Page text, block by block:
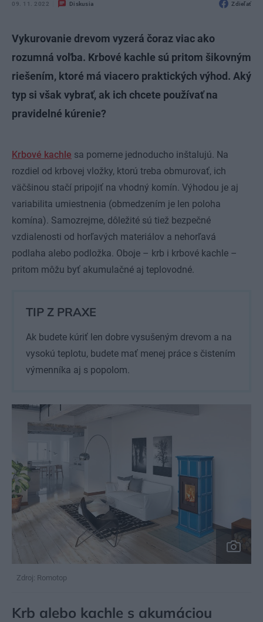
09. 11. 2022 Diskusia Zdieľať
Vykurovanie drevom vyzerá čoraz viac ako
rozumná voľba. Krbové kachle sú pritom šikovným
riešením, ktoré má viacero praktických výhod. Aký
typ si však vybrať, ak ich chcete používať na
pravidelné kúrenie?
Krbové kachle sa pomerne jednoducho inštalujú. Na
rozdiel od krbovej vložky, ktorú treba obmurovať, ich
väčšinou stačí pripojiť na vhodný komín. Výhodou je aj
variabilita umiestnenia (obmedzením je len poloha
komína). Samozrejme, dôležité sú tiež bezpečné
vzdialenosti od horľavých materiálov a nehorľavá
podlaha alebo podložka. Oboje – krb i krbové kachle –
pritom môžu byť akumulačné aj teplovodné.
TIP Z PRAXE
Ak budete kúriť len dobre vysušeným drevom a na
vysokú teplotu, budete mať menej práce s čistením
výmenníka aj s popolom.
Zdroj: Romotop
Krb alebo kachle s akumáciou